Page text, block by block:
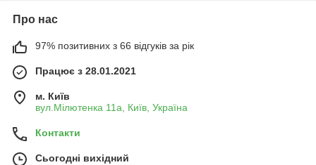
Про нас
97% позитивних з 66 відгуків за рік
Працює з 28.01.2021
м. Київ
вул.Мілютенка 11а, Київ, Україна
Контакти
Сьогодні вихідний